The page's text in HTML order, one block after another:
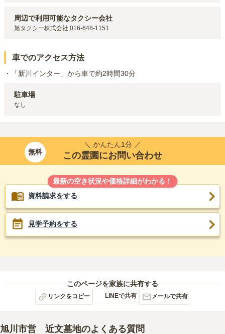
JR富良野線
旭川駅（6.2km）
周辺で利用可能なタクシー会社
旭タクシー株式会社 016-648-1151
車でのアクセス方法
・「新川インター」から車で約2時間30分
駐車場
なし
無料
＼ かんたん1分 ／
この霊園にお問い合わせ
最新の空き状況や価格詳細がわかる！
資料請求をする
見学予約をする
このページを家族に共有する
リンクをコピー LINEで共有 メールで共有
旭川市営 近文墓地のよくある質問